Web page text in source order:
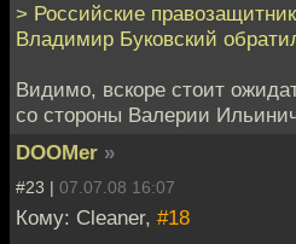
> Российские
Владимир Буковский
Видимо, вскоре стоит
со стороны Валерии
DOOMer »
#23 | 07.07.08 16:07
Кому: Cleaner, #18